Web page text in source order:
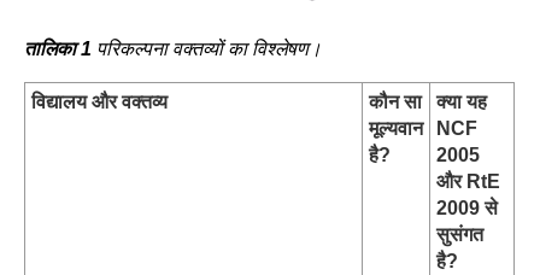
तालिका 1 परिकल्पना वक्तव्यों का विश्लेषण।
विद्यालय और वक्तव्य
कौन सा
मूल्यवान
है?
क्या यह
NCF
2005
और RtE
2009 से
सुसंगत
है?